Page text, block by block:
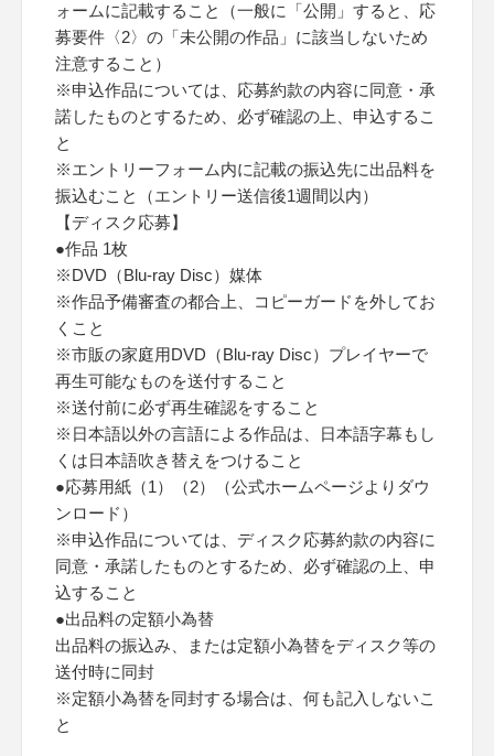
ォームに記載すること（一般に「公開」すると、応
募要件〈2〉の「未公開の作品」に該当しないため
注意すること）
※申込作品については、応募約款の内容に同意・承
諾したものとするため、必ず確認の上、申込するこ
と
※エントリーフォーム内に記載の振込先に出品料を
振込むこと（エントリー送信後1週間以内）
【ディスク応募】
●作品 1枚
※DVD（Blu-ray Disc）媒体
※作品予備審査の都合上、コピーガードを外してお
くこと
※市販の家庭用DVD（Blu-ray Disc）プレイヤーで
再生可能なものを送付すること
※送付前に必ず再生確認をすること
※日本語以外の言語による作品は、日本語字幕もし
くは日本語吹き替えをつけること
●応募用紙（1）（2）（公式ホームページよりダウ
ンロード）
※申込作品については、ディスク応募約款の内容に
同意・承諾したものとするため、必ず確認の上、申
込すること
●出品料の定額小為替
出品料の振込み、または定額小為替をディスク等の
送付時に同封
※定額小為替を同封する場合は、何も記入しないこ
と